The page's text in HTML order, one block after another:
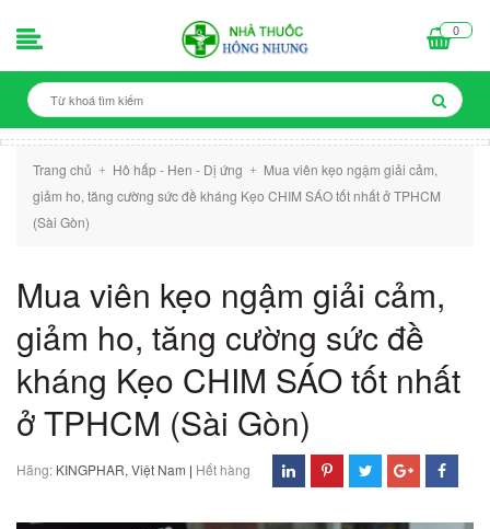
0
Trang chủ + Hô hấp - Hen - Dị ứng +
Mua viên kẹo ngậm giải cảm,
giảm ho, tăng cường sức đề kháng Kẹo CHIM SÁO tốt nhất ở TPHCM
(Sài Gòn)
Mua viên kẹo ngậm giải cảm,
giảm ho, tăng cường sức đề
kháng Kẹo CHIM SÁO tốt nhất
ở TPHCM (Sài Gòn)
Hãng: KINGPHAR, Việt Nam | Hết hàng